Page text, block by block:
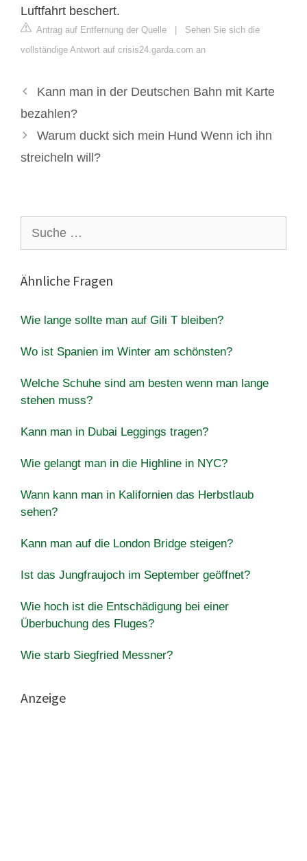
Luftfahrt beschert.
Antrag auf Entfernung der Quelle | Sehen Sie sich die
vollständige Antwort auf crisis24.garda.com an
Kann man in der Deutschen Bahn mit Karte
bezahlen?
Warum duckt sich mein Hund Wenn ich ihn
streicheln will?
nach:
Ähnliche Fragen
Wie lange sollte man auf Gili T bleiben?
Wo ist Spanien im Winter am schönsten?
Welche Schuhe sind am besten wenn man lange
stehen muss?
Kann man in Dubai Leggings tragen?
Wie gelangt man in die Highline in NYC?
Wann kann man in Kalifornien das Herbstlaub
sehen?
Kann man auf die London Bridge steigen?
Ist das Jungfraujoch im September geöffnet?
Wie hoch ist die Entschädigung bei einer
Überbuchung des Fluges?
Wie starb Siegfried Messner?
Anzeige